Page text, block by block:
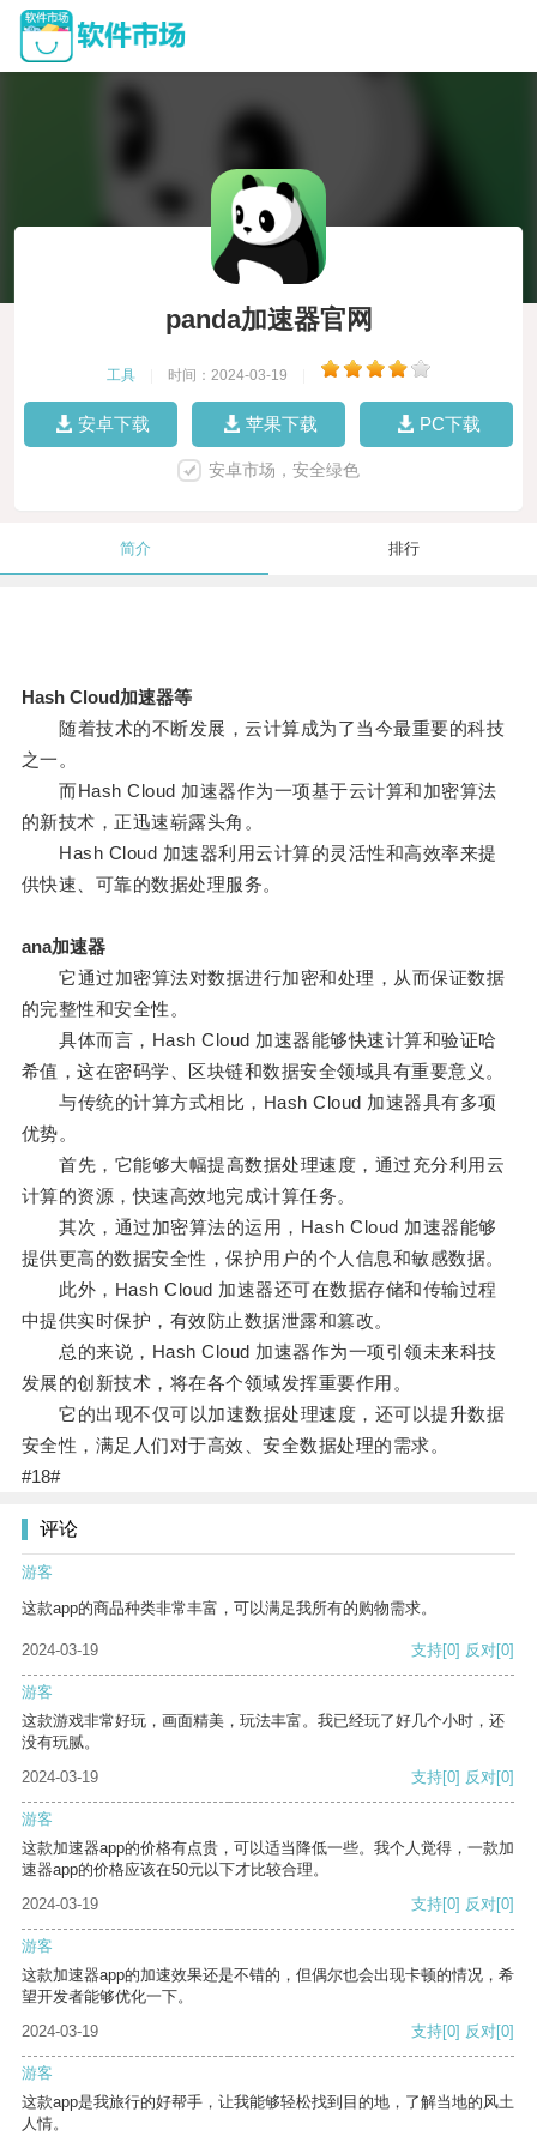
panda加速器官网
工具 时间：2024-03-19
安卓下载 苹果下载 PC下载
安卓市场，安全绿色
简介 排行
Hash Cloud加速器等
随着技术的不断发展，云计算成为了当今最重要的科技
之一。
而Hash Cloud 加速器作为一项基于云计算和加密算法
的新技术，正迅速崭露头角。
Hash Cloud 加速器利用云计算的灵活性和高效率来提
供快速、可靠的数据处理服务。
ana加速器
它通过加密算法对数据进行加密和处理，从而保证数据
的完整性和安全性。
具体而言，Hash Cloud 加速器能够快速计算和验证哈
希值，这在密码学、区块链和数据安全领域具有重要意义。
与传统的计算方式相比，Hash Cloud 加速器具有多项
优势。
首先，它能够大幅提高数据处理速度，通过充分利用云
计算的资源，快速高效地完成计算任务。
其次，通过加密算法的运用，Hash Cloud 加速器能够
提供更高的数据安全性，保护用户的个人信息和敏感数据。
此外，Hash Cloud 加速器还可在数据存储和传输过程
中提供实时保护，有效防止数据泄露和篡改。
总的来说，Hash Cloud 加速器作为一项引领未来科技
发展的创新技术，将在各个领域发挥重要作用。
它的出现不仅可以加速数据处理速度，还可以提升数据
安全性，满足人们对于高效、安全数据处理的需求。
#18#
评论
游客
这款app的商品种类非常丰富，可以满足我所有的购物需求。
2024-03-19 支持[0] 反对[0]
游客
这款游戏非常好玩，画面精美，玩法丰富。我已经玩了好几个小时，还
没有玩腻。
2024-03-19
支持[0] 反对[0]
游客
这款加速器app的价格有点贵，可以适当降低一些。我个人觉得，一款加
速器app的价格应该在50元以下才比较合理。
2024-03-19
支持[0] 反对[0]
游客
这款加速器app的加速效果还是不错的，但偶尔也会出现卡顿的情况，希
望开发者能够优化一下。
2024-03-19
支持[0] 反对[0]
游客
这款app是我旅行的好帮手，让我能够轻松找到目的地，了解当地的风土
人情。